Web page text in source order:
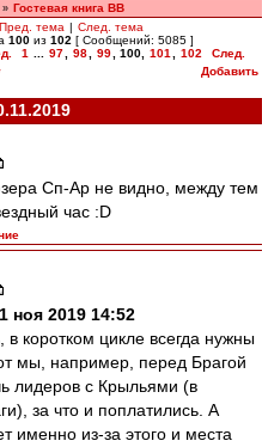
» Гостевая книга ВВ
Пред. тема | След. тема
100 из 102 [ Сообщений: 5085 ]
1 97 98 99 100, 101 102
След.
Добавить
Сп-Ар не видно, между тем
час :D
ноя 2019 14:52
в коротком цикле всегда нужны
мы, например, перед Брагой
лидеров с Крыльями (в
за что и поплатились. А
именно из-за этого и места